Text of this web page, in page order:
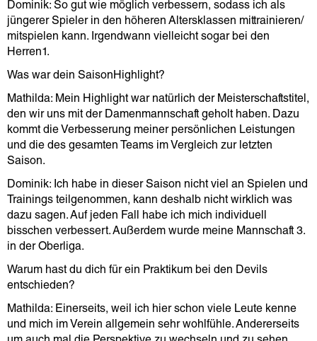
Dominik: So gut wie möglich verbessern, sodass ich als
jüngerer Spieler in den höheren Altersklassen mittrainieren/
mitspielen kann. Irgendwann vielleicht sogar bei den
Herren1.
Was war dein SaisonHighlight?
Mathilda: Mein Highlight war natürlich der Meisterschaftstitel,
den wir uns mit der Damenmannschaft geholt haben. Dazu
kommt die Verbesserung meiner persönlichen Leistungen
und die des gesamten Teams im Vergleich zur letzten
Saison.
Dominik: Ich habe in dieser Saison nicht viel an Spielen und
Trainings teilgenommen, kann deshalb nicht wirklich was
dazu sagen. Auf jeden Fall habe ich mich individuell
bisschen verbessert. Außerdem wurde meine Mannschaft 3.
in der Oberliga.
Warum hast du dich für ein Praktikum bei den Devils
entschieden?
Mathilda: Einerseits, weil ich hier schon viele Leute kenne
und mich im Verein allgemein sehr wohlfühle. Andererseits